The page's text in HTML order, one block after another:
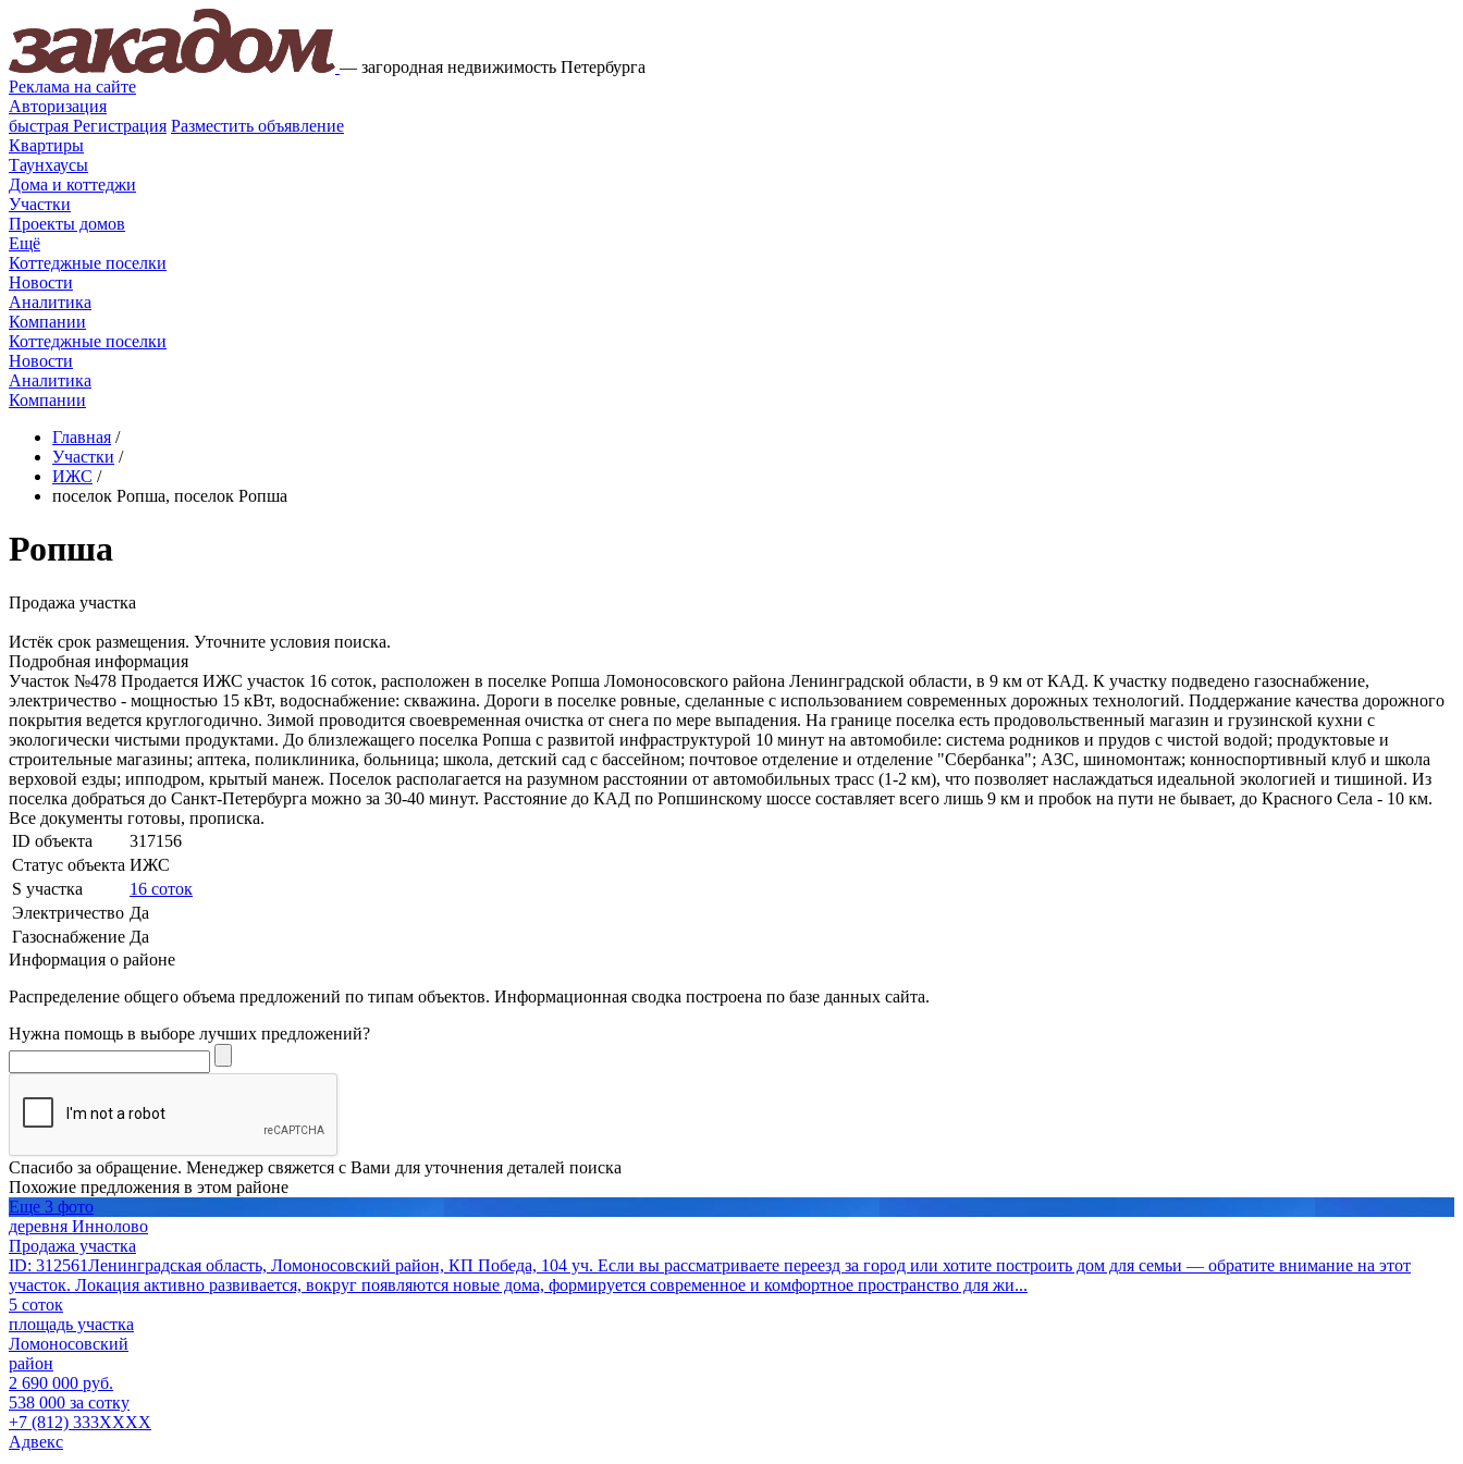
— загородная недвижимость Петербурга
Реклама на сайте
Авторизация
быстрая Регистрация Разместить объявление
Квартиры
Таунхаусы
Дома и коттеджи
Участки
Проекты домов
Ещё
Коттеджные поселки
Новости
Аналитика
Компании
Коттеджные поселки
Новости
Аналитика
Компании
Главная /
Участки /
ИЖС /
поселок Ропша, поселок Ропша
Ропша
Продажа участка
Истёк срок размещения. Уточните условия поиска.
Подробная информация
Участок №478 Продается ИЖС участок 16 соток, расположен в поселке Ропша Ломоносовского района Ленинградской области, в 9 км от КАД. К участку подведено газоснабжение,
электричество - мощностью 15 кВт, водоснабжение: скважина. Дороги в поселке ровные, сделанные с использованием современных дорожных технологий. Поддержание качества дорожного
покрытия ведется круглогодично. Зимой проводится своевременная очистка от снега по мере выпадения. На границе поселка есть продовольственный магазин и грузинской кухни с
экологически чистыми продуктами. До близлежащего поселка Ропша с развитой инфраструктурой 10 минут на автомобиле: система родников и прудов с чистой водой; продуктовые и
строительные магазины; аптека, поликлиника, больница; школа, детский сад с бассейном; почтовое отделение и отделение "Сбербанка"; АЗС, шиномонтаж; конноспортивный клуб и школа
верховой езды; ипподром, крытый манеж. Поселок располагается на разумном расстоянии от автомобильных трасс (1-2 км), что позволяет наслаждаться идеальной экологией и тишиной. Из
поселка добраться до Санкт-Петербурга можно за 30-40 минут. Расстояние до КАД по Ропшинскому шоссе составляет всего лишь 9 км и пробок на пути не бывает, до Красного Села - 10 км.
Все документы готовы, прописка.
ID объекта
317156
Статус объекта ИЖС
S участка
16 соток
Электричество Да
Газоснабжение Да
Информация о районе
Распределение общего объема предложений по типам объектов. Информационная сводка построена по базе данных сайта.
Нужна помощь в выборе лучших предложений?
Спасибо за обращение. Менеджер свяжется с Вами для уточнения деталей поиска
Похожие предложения в этом районе
Еще 3 фото
деревня Иннолово
Продажа участка
ID: 312561Ленинградская область, Ломоносовский район, КП Победа, 104 уч. Если вы рассматриваете переезд за город или хотите построить дом для семьи — обратите внимание на этот
участок. Локация активно развивается, вокруг появляются новые дома, формируется современное и комфортное пространство для жи...
5 соток
площадь участка
Ломоносовский
район
2 690 000 руб.
538 000 за сотку
+7 (812) 333XXXX
Адвекс